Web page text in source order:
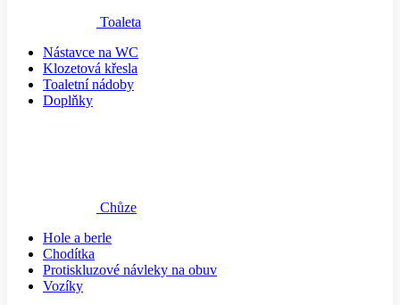
Toaleta
Nástavce na WC
Klozetová křesla
Toaletní nádoby
Doplňky
Chůze
Hole a berle
Chodítka
Protiskluzové návleky na obuv
Vozíky